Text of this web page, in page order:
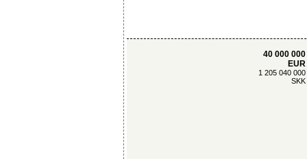
40 000 000
EUR
1 205 040 000
SKK